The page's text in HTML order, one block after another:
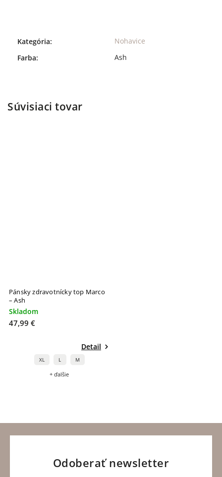
Kategória:
Nohavice
Farba: Ash
Súvisiaci tovar
Pánsky zdravotnícky top Marco
– Ash
Skladom
47,99 €
Detail
XL L M
+ ďalšie
Odoberať newsletter